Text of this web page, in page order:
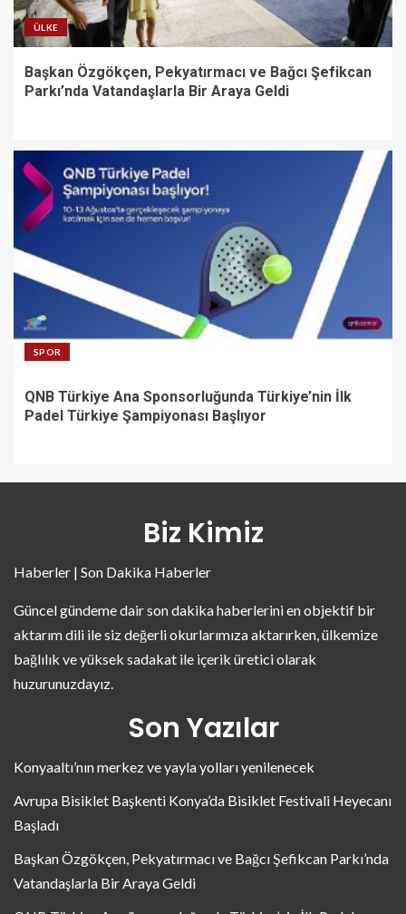
ÜLKE
Başkan Özgökçen, Pekyatırmacı ve Bağcı Şefikcan
Parkı’nda Vatandaşlarla Bir Araya Geldi
SPOR
QNB Türkiye Ana Sponsorluğunda Türkiye’nin İlk
Padel Türkiye Şampiyonası Başlıyor
Biz Kimiz
Haberler | Son Dakika Haberler
Güncel gündeme dair son dakika haberlerini en objektif bir
aktarım dili ile siz değerli okurlarımıza aktarırken, ülkemize
bağlılık ve yüksek sadakat ile içerik üretici olarak
huzurunuzdayız.
Son Yazılar
Konyaaltı’nın merkez ve yayla yolları yenilenecek
Avrupa Bisiklet Başkenti Konya’da Bisiklet Festivali Heyecanı
Başladı
Başkan Özgökçen, Pekyatırmacı ve Bağcı Şefikcan Parkı’nda
Vatandaşlarla Bir Araya Geldi